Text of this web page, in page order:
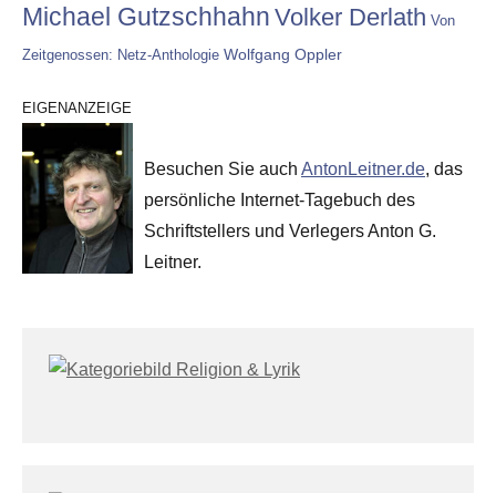
Michael Gutzschhahn Volker Derlath Von
Zeitgenossen: Netz-Anthologie Wolfgang Oppler
EIGENANZEIGE
Besuchen Sie auch AntonLeitner.de, das
persönliche Internet-Tagebuch des
Schriftstellers und Verlegers Anton G.
Leitner.